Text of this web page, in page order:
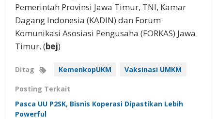
Pemerintah Provinsi Jawa Timur, TNI, Kamar
Dagang Indonesia (KADIN) dan Forum
Komunikasi Asosiasi Pengusaha (FORKAS) Jawa
Timur. (bej)
Ditag KemenkopUKM Vaksinasi UMKM
Posting Terkait
Pasca UU P2SK, Bisnis Koperasi Dipastikan Lebih
Powerful